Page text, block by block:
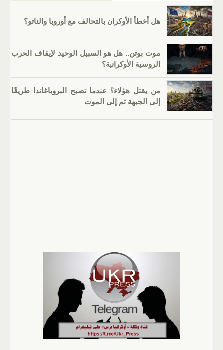
هل أخطأ الأوكران بالتحالف مع أوروبا والناتو؟
موت بوتن.. هل هو السبيل الوحيد لإيقاف الحرب
الروسية الأوكرانية؟
من يقتل هؤلاء؟ عندما تصبح البروباغاندا طريقًا
إلى الجبهة ثم إلى الموت